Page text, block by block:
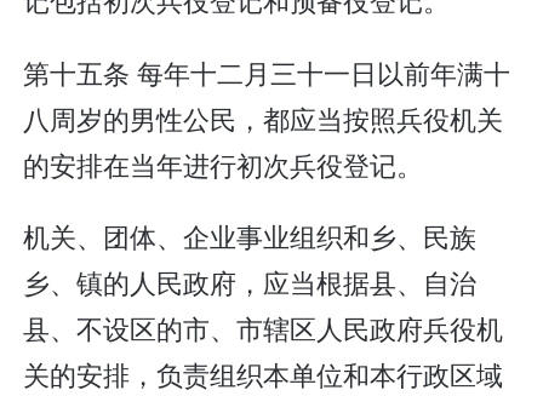
第十五条 每年十二月三十一日以前年满十
八周岁的男性公民，都应当按照兵役机关
的安排在当年进行初次兵役登记。
机关、团体、企业事业组织和乡、民族
乡、镇的人民政府，应当根据县、自治
县、不设区的市、市辖区人民政府兵役机
关的安排，负责组织本单位和本行政区域